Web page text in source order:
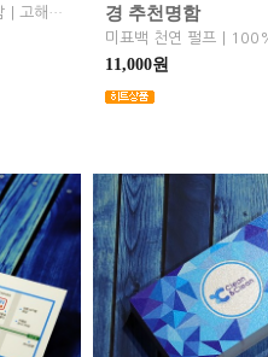
차분한 내추럴 화이트｜섬세한 매트 질감｜고해상도 인쇄 구현｜번짐 없는 선명도｜브랜드 신뢰를 완성하는 고급 명함
경 추천명함
11,000원